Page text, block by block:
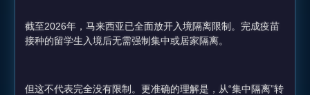
截至2026年，马来西亚已全面放开入境隔离限制。完成疫苗
接种的留学生入境后无需强制集中或居家隔离。
但这不代表完全没有限制。更准确的理解是，从“集中隔离”转